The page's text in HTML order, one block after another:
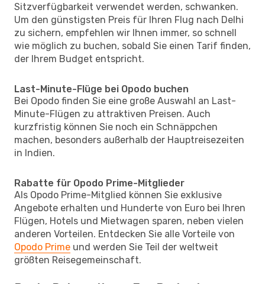
Sitzverfügbarkeit verwendet werden, schwanken.
Um den günstigsten Preis für Ihren Flug nach Delhi
zu sichern, empfehlen wir Ihnen immer, so schnell
wie möglich zu buchen, sobald Sie einen Tarif finden,
der Ihrem Budget entspricht.
Last-Minute-Flüge bei Opodo buchen
Bei Opodo finden Sie eine große Auswahl an Last-
Minute-Flügen zu attraktiven Preisen. Auch
kurzfristig können Sie noch ein Schnäppchen
machen, besonders außerhalb der Hauptreisezeiten
in Indien.
Rabatte für Opodo Prime-Mitglieder
Als Opodo Prime-Mitglied können Sie exklusive
Angebote erhalten und Hunderte von Euro bei Ihren
Flügen, Hotels und Mietwagen sparen, neben vielen
anderen Vorteilen. Entdecken Sie alle Vorteile von
Opodo Prime und werden Sie Teil der weltweit
größten Reisegemeinschaft.